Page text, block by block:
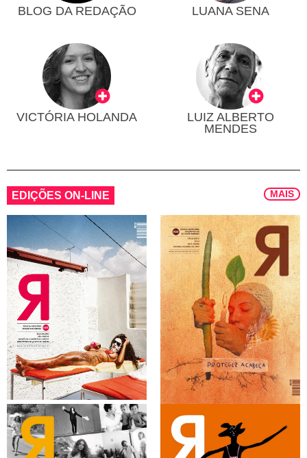
BLOG DA REDAÇÃO LUANA SENA
VICTÓRIA HOLANDA
LUIZ ALBERTO
MENDES
EDIÇÕES ON-LINE MAIS